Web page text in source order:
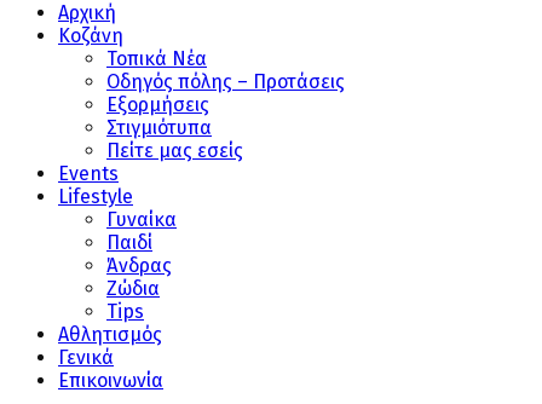
Αρχική
Κοζάνη
Τοπικά Νέα
Οδηγός πόλης – Προτάσεις
Εξορμήσεις
Στιγμιότυπα
Πείτε μας εσείς
Events
Lifestyle
Γυναίκα
Παιδί
Άνδρας
Ζώδια
Tips
Αθλητισμός
Γενικά
Επικοινωνία